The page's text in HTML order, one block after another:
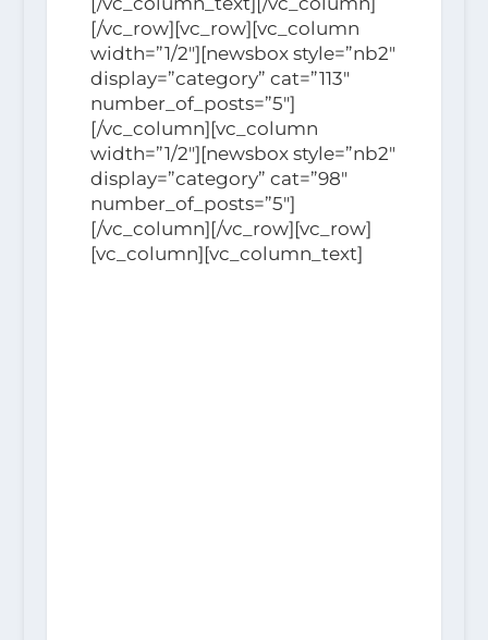
[/vc_row][vc_row][vc_column
width=”1/2″][newsbox style=”nb2″
display=”category” cat=”113″
number_of_posts=”5″]
[/vc_column][vc_column
width=”1/2″][newsbox style=”nb2″
display=”category” cat=”98″
number_of_posts=”5″]
[/vc_column][/vc_row][vc_row]
[vc_column][vc_column_text]